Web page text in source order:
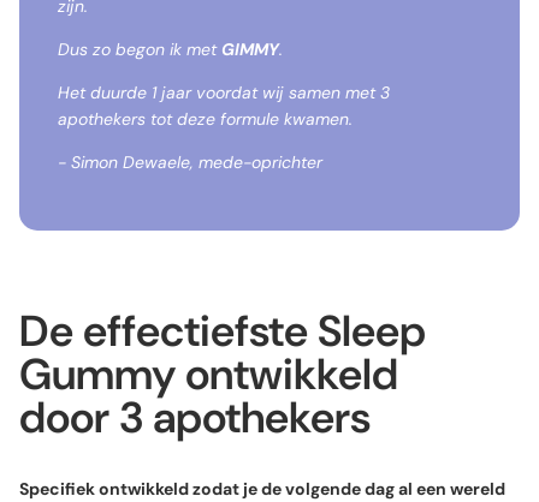
zijn.
Dus zo begon ik met GIMMY.
Het duurde 1 jaar voordat wij samen met 3
apothekers tot deze formule kwamen.
- Simon Dewaele, mede-oprichter
De effectiefste Sleep
Gummy ontwikkeld
door 3 apothekers
Specifiek ontwikkeld zodat je de volgende dag al een wereld